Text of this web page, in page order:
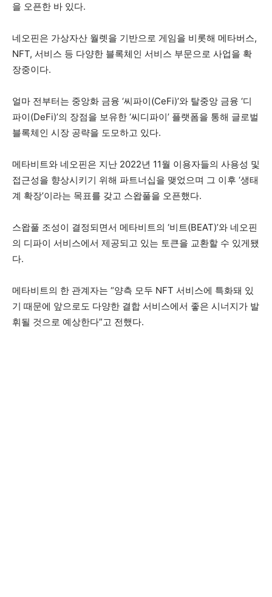
을 오픈한 바 있다.
네오핀은 가상자산 월렛을 기반으로 게임을 비롯해 메타버스,
NFT, 서비스 등 다양한 블록체인 서비스 부문으로 사업을 확
장중이다.
얼마 전부터는 중앙화 금융 ‘씨파이(CeFi)’와 탈중앙 금융 ‘디
파이(DeFi)’의 장점을 보유한 ‘씨디파이’ 플랫폼을 통해 글로벌
블록체인 시장 공략을 도모하고 있다.
메타비트와 네오핀은 지난 2022년 11월 이용자들의 사용성 및
접근성을 향상시키기 위해 파트너십을 맺었으며 그 이후 ‘생태
계 확장’이라는 목표를 갖고 스왑풀을 오픈했다.
스왑풀 조성이 결정되면서 메타비트의 ‘비트(BEAT)’와 네오핀
의 디파이 서비스에서 제공되고 있는 토큰을 교환할 수 있게됐
다.
메타비트의 한 관계자는 “양측 모두 NFT 서비스에 특화돼 있
기 때문에 앞으로도 다양한 결합 서비스에서 좋은 시너지가 발
휘될 것으로 예상한다”고 전했다.